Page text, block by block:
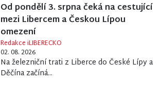
Od pondělí 3. srpna čeká na cestující
mezi Libercem a Českou Lípou
omezení
Redakce iLIBERECKO
02. 08. 2026
Na železniční trati z Liberce do České Lípy a
Děčína začíná...